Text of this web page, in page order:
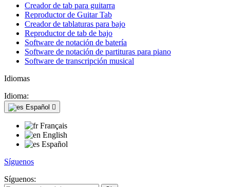
Creador de tab para guitarra
Reproductor de Guitar Tab
Creador de tablaturas para bajo
Reproductor de tab de bajo
Software de notación de batería
Software de notación de partituras para piano
Software de transcripción musical
Idiomas
Idioma:
Español 
Français
English
Español
Síguenos
Síguenos: